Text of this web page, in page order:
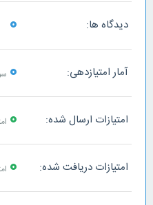
دیدگاه ها: 0
آمار امتیازدهی: 0
امتیازات ارسال شده: 0
امتیازات دریافت شده: 0